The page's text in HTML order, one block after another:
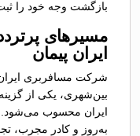
بازگشت وجه خود را ثبت
مسیرهای
ایران پیمان
شرکت مسافربری
بین‌شهری، یکی از
ایران محسوب می‌شود.
به‌روز و کادر مجرب،